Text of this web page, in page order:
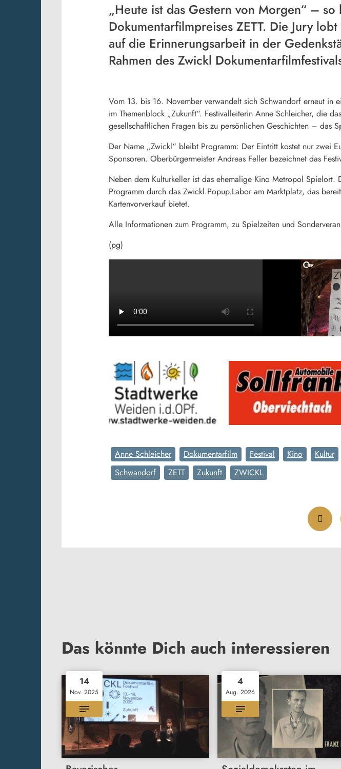
„Heute ist das Gestern von Morgen“ –
Dokumentarfilmpreises ZETT. Die Jury
auf die Erinnerungsarbeit in der
Rahmen des Zwickl
Vom 13. bis 16. November verwandelt sich Schwandorf erneut in
im Themenblock „Zukunft“. Festivalleiterin Anne Schleicher, die
gesellschaftlichen Fragen bis zu persönlichen Geschichten – das
Der Name „Zwickl“ bleibt Programm: Der Eintritt kostet nur zwei
Sponsoren. Oberbürgermeister Andreas Feller bezeichnet das
Neben dem Kulturkeller ist das ehemalige Kino Metropol
Programm durch das Zwickl.Popup.Labor am Marktplatz, das
Kartenvorverkauf bietet.
Alle Informationen zum Programm, zu Spielzeiten und
(pg)
Anne Schleicher Dokumentarfilm Festival Kino Kultur
Schwandorf
ZETT Zukunft ZWICKL
Das könnte Dich auch interessieren
14
Nov. 2025
4
Aug. 2026